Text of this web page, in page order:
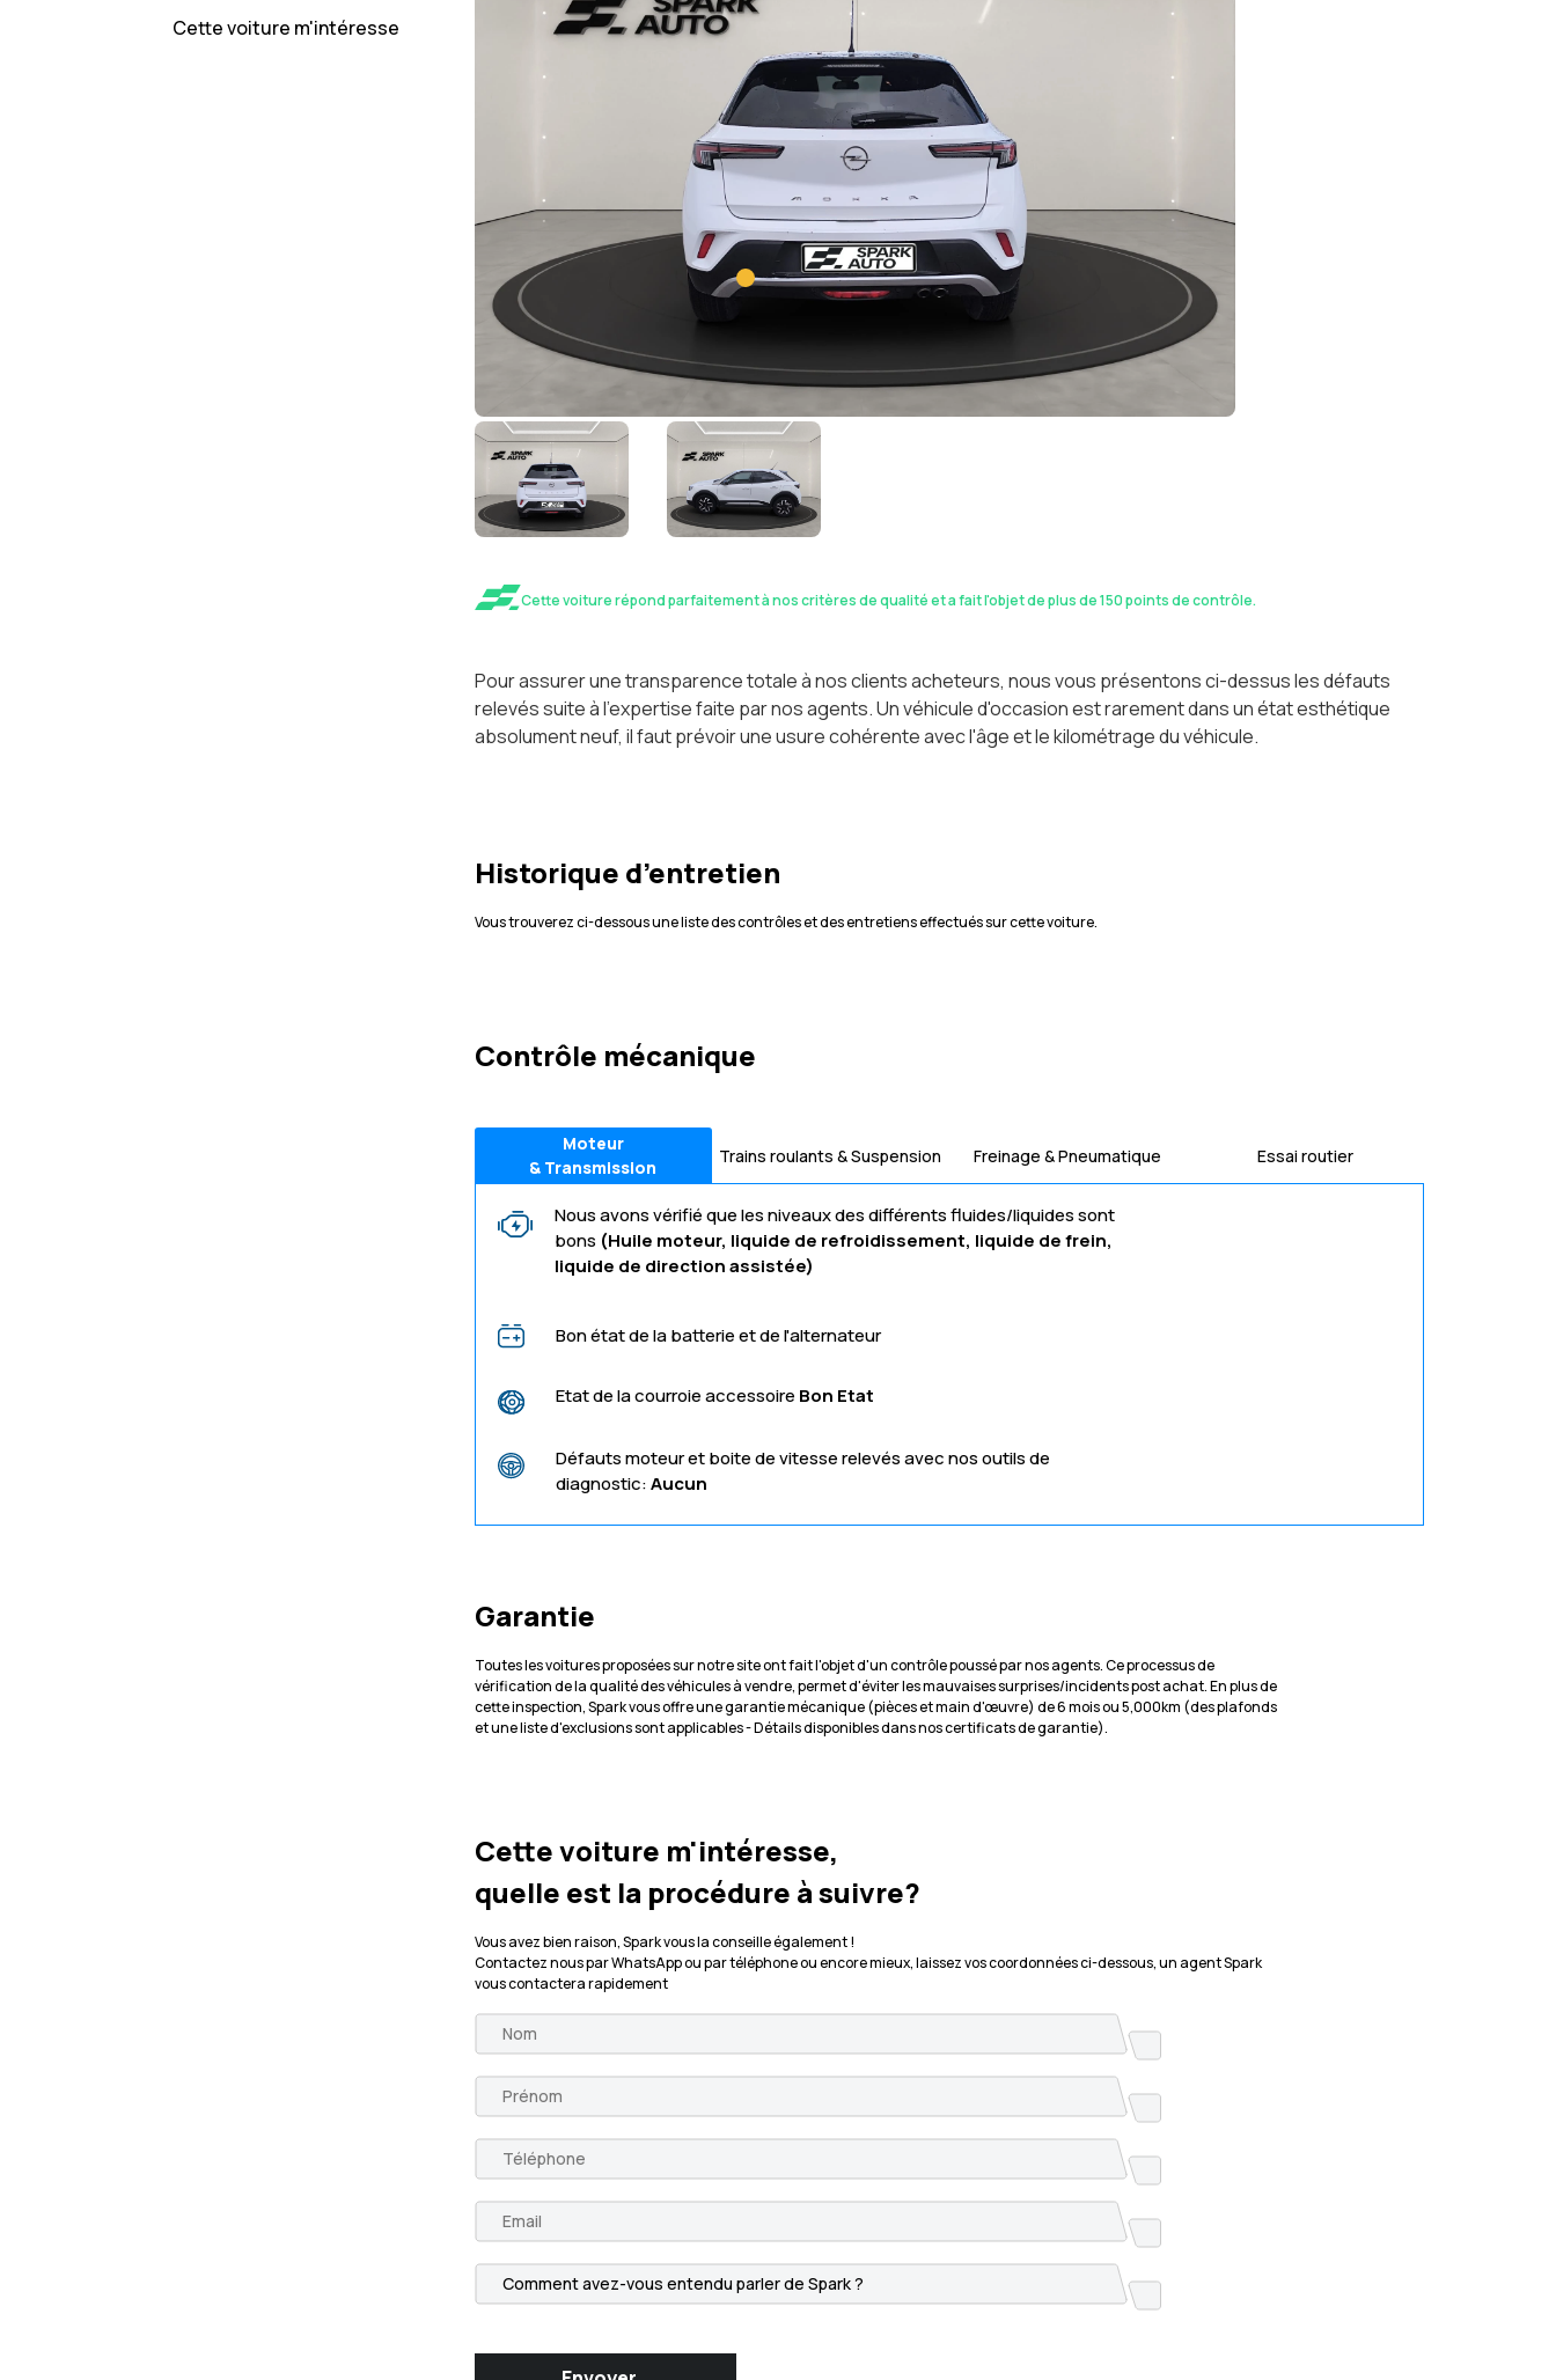
Cette voiture m'intéresse
Cette voiture répond parfaitement à nos critères de qualité et a fait l'objet de plus de 150 points de contrôle.
Pour assurer une transparence totale à nos clients acheteurs, nous vous présentons ci-dessus les défauts
relevés suite à l'expertise faite par nos agents. Un véhicule d'occasion est rarement dans un état esthétique
absolument neuf, il faut prévoir une usure cohérente avec l'âge et le kilométrage du véhicule.
Historique d’entretien
Vous trouverez ci-dessous une liste des contrôles et des entretiens effectués sur cette voiture.
Contrôle mécanique
Moteur
& Transmission
Trains roulants & Suspension Freinage & Pneumatique Essai routier
Nous avons vérifié que les niveaux des différents fluides/liquides sont
bons (Huile moteur, liquide de refroidissement, liquide de frein,
liquide de direction assistée)
Bon état de la batterie et de l'alternateur
Etat de la courroie accessoire Bon Etat
Défauts moteur et boite de vitesse relevés avec nos outils de
diagnostic:Aucun
Garantie
Toutes les voitures proposées sur notre site ont fait l'objet d'un contrôle poussé par nos agents. Ce processus de
vérification de la qualité des véhicules à vendre, permet d'éviter les mauvaises surprises/incidents post achat. En plus de
cette inspection, Spark vous offre une garantie mécanique (pièces et main d'œuvre) de 6 mois ou 5,000km (des plafonds
et une liste d'exclusions sont applicables - Détails disponibles dans nos certificats de garantie).
Cette voiture m'intéresse,
quelle est la procédure à suivre?
Vous avez bien raison, Spark vous la conseille également !
Contactez nous par WhatsApp ou par téléphone ou encore mieux, laissez vos coordonnées ci-dessous, un agent Spark
vous contactera rapidement